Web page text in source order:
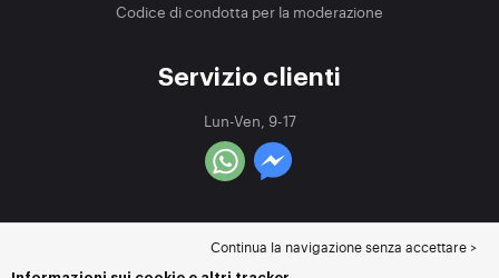
Codice di condotta per la moderazione
Servizio clienti
Lun-Ven, 9-17
Continua la navigazione senza accettare >